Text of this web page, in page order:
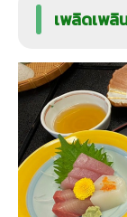
เพลิดเพลิ